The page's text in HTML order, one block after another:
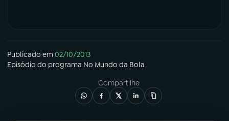
Publicado em02/10/2013
Episódio do programa No Mundo da Bola
Compartilhe